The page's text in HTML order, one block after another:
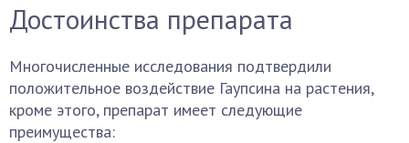
Достоинства препарата
Многочисленные исследования подтвердили
положительное воздействие Гаупсина на растения,
кроме этого, препарат имеет следующие
преимущества: